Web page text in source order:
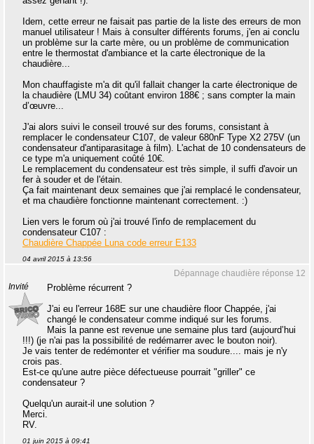
Idem, cette erreur ne faisait pas partie de la liste des erreurs de mon
manuel utilisateur ! Mais à consulter différents forums, j'en ai conclu
un problème sur la carte mère, ou un problème de communication
entre le thermostat d'ambiance et la carte électronique de la
chaudière...
Mon chauffagiste m'a dit qu'il fallait changer la carte électronique de
la chaudière (LMU 34) coûtant environ 188€ ; sans compter la main
d’œuvre...
J'ai alors suivi le conseil trouvé sur des forums, consistant à
remplacer le condensateur C107, de valeur 680nF Type X2 275V (un
condensateur d'antiparasitage à film). L'achat de 10 condensateurs de
ce type m'a uniquement coûté 10€.
Le remplacement du condensateur est très simple, il suffi d'avoir un
fer à souder et de l'étain.
Ça fait maintenant deux semaines que j'ai remplacé le condensateur,
et ma chaudière fonctionne maintenant correctement. :)
Lien vers le forum où j'ai trouvé l'info de remplacement du
condensateur C107 :
Chaudière Chappée Luna code erreur E133
04 avril 2015 à 13:56
Dépannage chaudière réponse 12
Invité
Problème récurrent ?
J'ai eu l'erreur 168E sur une chaudière floor Chappée, j'ai
changé le condensateur comme indiqué sur les forums.
Mais la panne est revenue une semaine plus tard (aujourd’hui
!!!) (je n'ai pas la possibilité de redémarrer avec le bouton noir).
Je vais tenter de redémonter et vérifier ma soudure.... mais je n'y
crois pas.
Est-ce qu'une autre pièce défectueuse pourrait "griller" ce
condensateur ?
Quelqu'un aurait-il une solution ?
Merci.
RV.
01 juin 2015 à 09:41